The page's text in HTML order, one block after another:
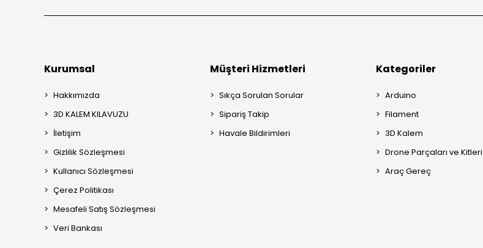
Kurumsal
Hakkımızda
3D KALEM KILAVUZU
İletişim
Gizlilik Sözleşmesi
Kullanıcı Sözleşmesi
Çerez Politikası
Mesafeli Satış Sözleşmesi
Veri Bankası
Müşteri Hizmetleri
Sıkça Sorulan Sorular
Sipariş Takip
Havale Bildirimleri
Kategoriler
Arduino
Filament
3D Kalem
Drone Parçaları ve Kitleri
Araç Gereç